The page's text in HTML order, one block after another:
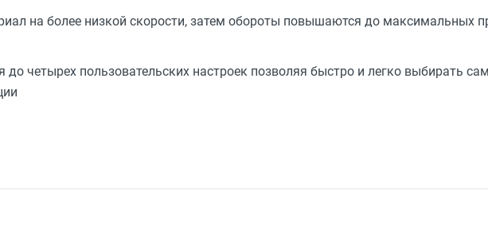
на более низкой скорости, затем обороты повышаются до максимальных
до четырех пользовательских настроек позволяя быстро и легко выбирать